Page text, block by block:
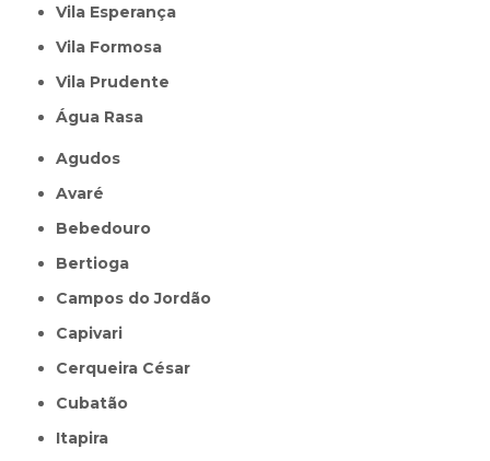
Vila Esperança
Vila Formosa
Vila Prudente
Água Rasa
Agudos
Avaré
Bebedouro
Bertioga
Campos do Jordão
Capivari
Cerqueira César
Cubatão
Itapira